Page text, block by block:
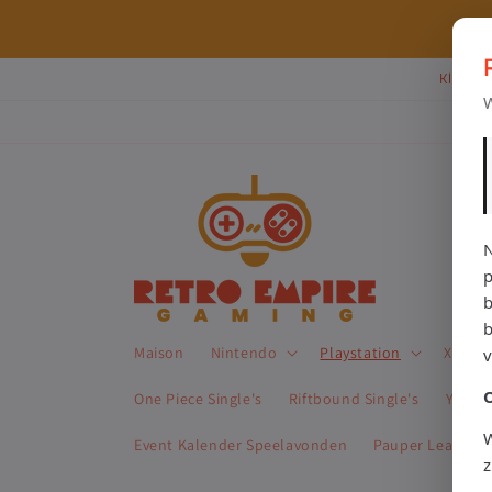
contenu
Klik
Maison Nintendo Playstation Xbox
One Piece Single's Riftbound Single's Yu-
Event Kalender Speelavonden Pauper League